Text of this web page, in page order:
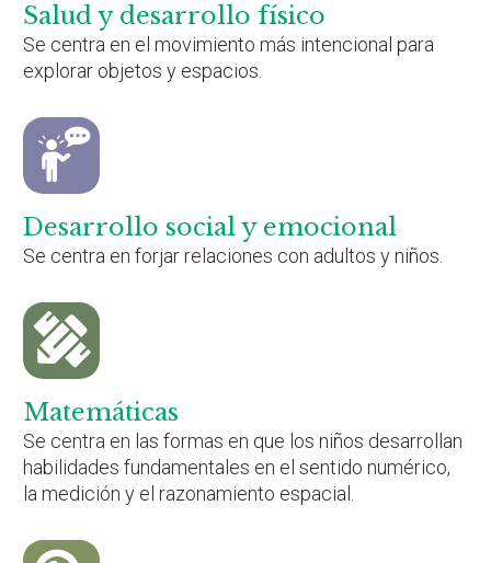
Salud y desarrollo físico
Se centra en el movimiento más intencional para
explorar objetos y espacios.
Desarrollo social y emocional
Se centra en forjar relaciones con adultos y niños.
Matemáticas
Se centra en las formas en que los niños desarrollan
habilidades fundamentales en el sentido numérico,
la medición y el razonamiento espacial.